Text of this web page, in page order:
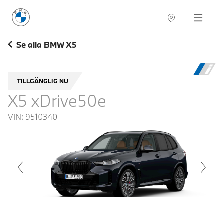
BMW Sverige Navigation
Se alla BMW X5
TILLGÄNGLIG NU
X5 xDrive50e
VIN: 9510340